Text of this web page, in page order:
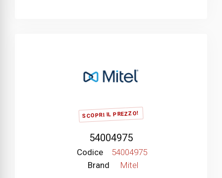
SCOPRI IL PREZZO!
54004975
Codice
54004975
Brand
Mitel